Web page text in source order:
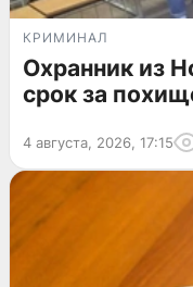
КРИМИНАЛ
Охранник из
срок за
4 августа, 2026, 17:15